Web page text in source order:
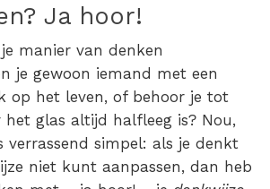
Ja hoor!
manier van denken
je gewoon iemand met een
op het leven, of behoor je tot
glas altijd halfleeg is? Nou,
verrassend simpel: als je denkt
niet kunt aanpassen, dan heb